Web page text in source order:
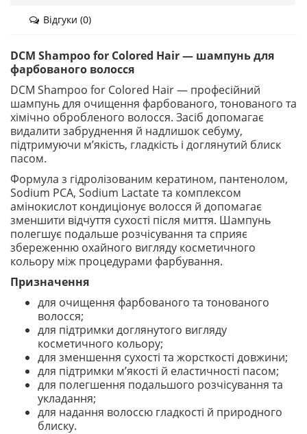
Відгуки (0)
DCM Shampoo for Colored Hair — шампунь для
фарбованого волосся
DCM Shampoo for Colored Hair — професійний
шампунь для очищення фарбованого, тонованого та
хімічно обробленого волосся. Засіб допомагає
видалити забруднення й надлишок себуму,
підтримуючи м’якість, гладкість і доглянутий блиск
пасом.
Формула з гідролізованим кератином, пантенолом,
Sodium PCA, Sodium Lactate та комплексом
амінокислот кондиціонує волосся й допомагає
зменшити відчуття сухості після миття. Шампунь
полегшує подальше розчісування та сприяє
збереженню охайного вигляду косметичного
кольору між процедурами фарбування.
Призначення
для очищення фарбованого та тонованого
волосся;
для підтримки доглянутого вигляду
косметичного кольору;
для зменшення сухості та жорсткості довжини;
для підтримки м’якості й еластичності пасом;
для полегшення подальшого розчісування та
укладання;
для надання волоссю гладкості й природного
блиску.